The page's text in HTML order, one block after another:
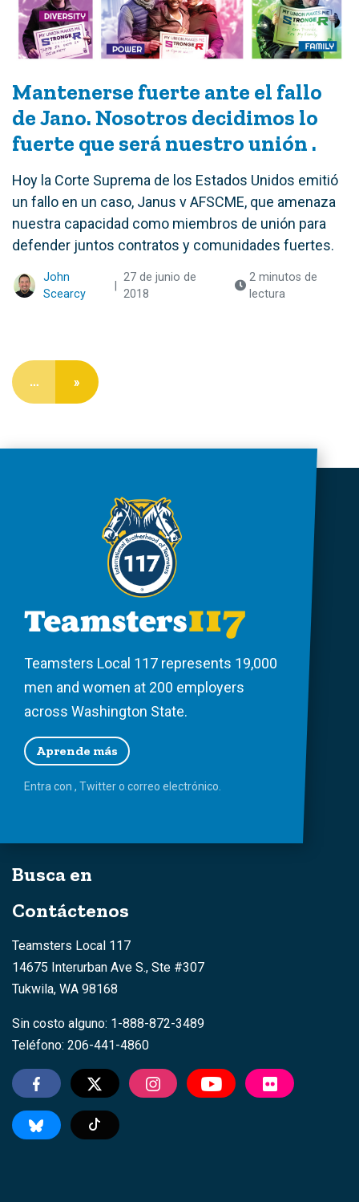
Mantenerse fuerte ante el fallo
de Jano. Nosotros decidimos lo
fuerte que será nuestro unión .
Hoy la Corte Suprema de los Estados Unidos emitió
un fallo en un caso, Janus v AFSCME, que amenaza
nuestra capacidad como miembros de unión para
defender juntos contratos y comunidades fuertes.
John
Scearcy
27 de junio de
2018
2 minutos de
lectura
… »
Teamsters Local 117 represents 19,000
men and women at 200 employers
across Washington State.
Aprende más
Entra con , Twittero correo electrónico.
Busca en
Contáctenos
Teamsters Local 117
14675 Interurban Ave S., Ste #307
Tukwila, WA 98168
Sin costo alguno: 1-888-872-3489
Teléfono: 206-441-4860
TikTok